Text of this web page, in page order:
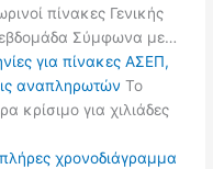
πίνακες Γενικής
εβδομάδα Σύμφωνα με…
για πίνακες ΑΣΕΠ,
αναπληρωτών Το
κρίσιμο για χιλιάδες
χρονοδιάγραμμα